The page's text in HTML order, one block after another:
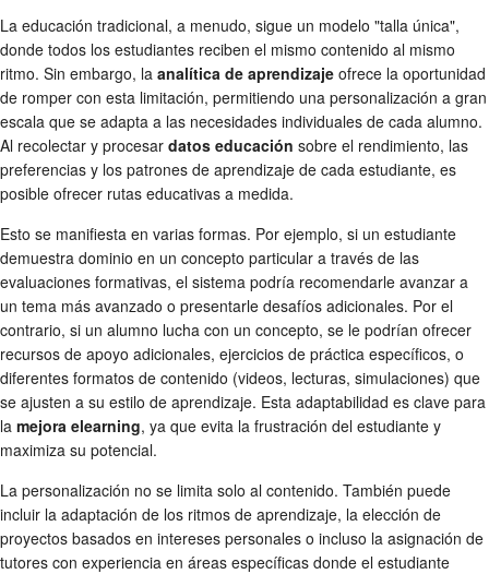
La educación tradicional, a menudo, sigue un modelo "talla única",
donde todos los estudiantes reciben el mismo contenido al mismo
ritmo. Sin embargo, la analítica de aprendizaje ofrece la oportunidad
de romper con esta limitación, permitiendo una personalización a gran
escala que se adapta a las necesidades individuales de cada alumno.
Al recolectar y procesar datos educación sobre el rendimiento, las
preferencias y los patrones de aprendizaje de cada estudiante, es
posible ofrecer rutas educativas a medida.
Esto se manifiesta en varias formas. Por ejemplo, si un estudiante
demuestra dominio en un concepto particular a través de las
evaluaciones formativas, el sistema podría recomendarle avanzar a
un tema más avanzado o presentarle desafíos adicionales. Por el
contrario, si un alumno lucha con un concepto, se le podrían ofrecer
recursos de apoyo adicionales, ejercicios de práctica específicos, o
diferentes formatos de contenido (videos, lecturas, simulaciones) que
se ajusten a su estilo de aprendizaje. Esta adaptabilidad es clave para
la mejora elearning, ya que evita la frustración del estudiante y
maximiza su potencial.
La personalización no se limita solo al contenido. También puede
incluir la adaptación de los ritmos de aprendizaje, la elección de
proyectos basados en intereses personales o incluso la asignación de
tutores con experiencia en áreas específicas donde el estudiante